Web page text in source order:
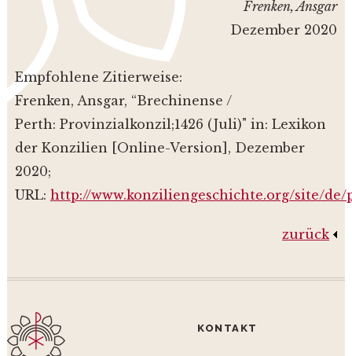
Frenken, Ansgar
Dezember 2020
Empfohlene Zitierweise:
Frenken, Ansgar, “Brechinense /
Perth: Provinzialkonzil;1426 (Juli)" in: Lexikon
der Konzilien [Online-Version], Dezember
2020;
URL: http://www.konziliengeschichte.org/site/
zurück
KONTAKT